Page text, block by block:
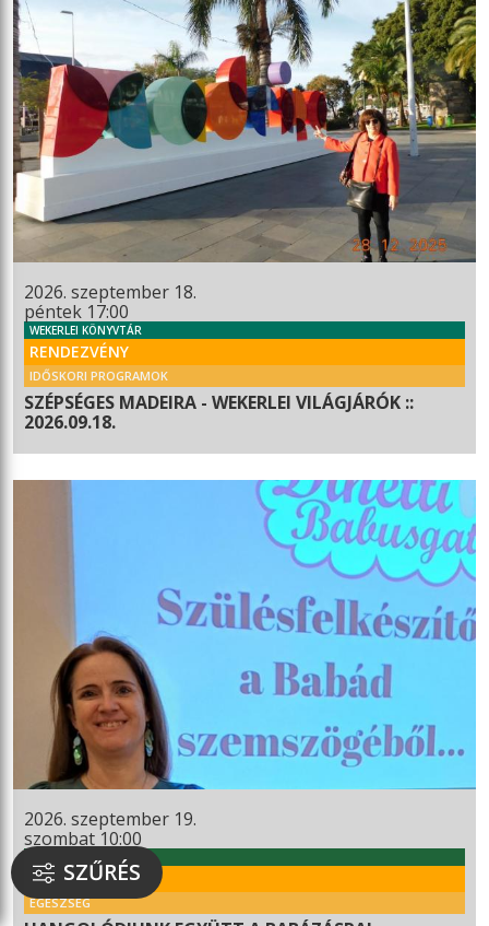
2026. szeptember 18.
péntek 17:00
WEKERLEI KÖNYVTÁR
RENDEZVÉNY
IDŐSKORI PROGRAMOK
SZÉPSÉGES MADEIRA - WEKERLEI VILÁGJÁRÓK ::
2026.09.18.
2026. szeptember 19.
szombat 10:00
WEKERLEI KULTÚRHÁZ
RENDEZVÉNY
EGÉSZSÉG
SZŰRÉS